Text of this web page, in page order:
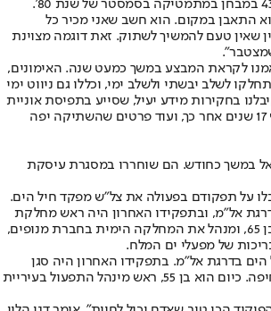
קראתי שהוא קיבל ציון 43 במבחן במתמטיקה בסמסטר של שנת 80'.
התאבן במקום. הוא חשב שאני מכיר כל
שאין טעם להמשיך לשתוק. זאת דוגמה מצוינת
לקראת המבצע במשך כמעט שנה. האימונים,
לשלב יבשתי ולשלב ימי, וכללו גם ניווט ימי
בחקירות מידע יעיל, שסייע בתפיסת אוניית
הנשק 'קארין A' בים סוף 17 שנים אחר כך, ועוד פרטים שהשתיקה יפה
במשך כחודש. הם שוחררו במסגרת עיסקת
על תפקודם בפעולה את צל"ש מפקד חיל הים.
אל"מ, ובתפקידו האחרון היה ראש מחלקת
תכנון וארגון. היום הוא בן 65, ומנהל את המחלקה הימית בחברת מנופים,
של מפעלי ים המלח.
בדרגת אל"מ. בתפקידו האחרון היה סגן
מפקד בסיס חיל הים בחיפה. כיום הוא בן 55, ראש מינהל התפעול בעיריית